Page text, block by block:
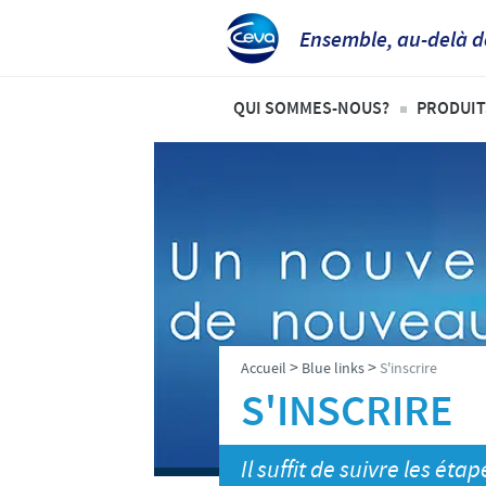
Ensemble, au-delà
QUI SOMMES-NOUS?
Ceva Santé Animale Tunisie
Recherche et développement
Nos valeurs
Notre mission
Notre histoire
Bovins
Accueil > Blue links> S'inscrire
S'INSCRIRE
Il suffit de suivre les